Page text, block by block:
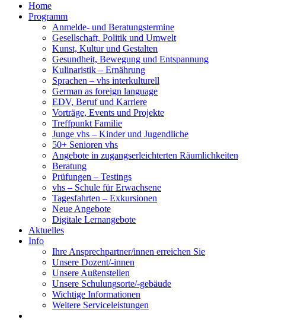
Home
Programm
Anmelde- und Beratungstermine
Gesellschaft, Politik und Umwelt
Kunst, Kultur und Gestalten
Gesundheit, Bewegung und Entspannung
Kulinaristik – Ernährung
Sprachen – vhs interkulturell
German as foreign language
EDV, Beruf und Karriere
Vorträge, Events und Projekte
Treffpunkt Familie
Junge vhs – Kinder und Jugendliche
50+ Senioren vhs
Angebote in zugangserleichterten Räumlichkeiten
Beratung
Prüfungen – Testings
vhs – Schule für Erwachsene
Tagesfahrten – Exkursionen
Neue Angebote
Digitale Lernangebote
Aktuelles
Info
Ihre Ansprechpartner/innen erreichen Sie
Unsere Dozent/-innen
Unsere Außenstellen
Unsere Schulungsorte/-gebäude
Wichtige Informationen
Weitere Serviceleistungen